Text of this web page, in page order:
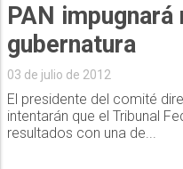
PAN
gubernatura
03 de julio de 2012
El presidente del comité
intentarán que el Tribunal
resultados con una de...